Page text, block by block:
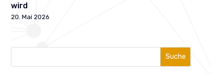
wird
20. Mai 2026
Suche